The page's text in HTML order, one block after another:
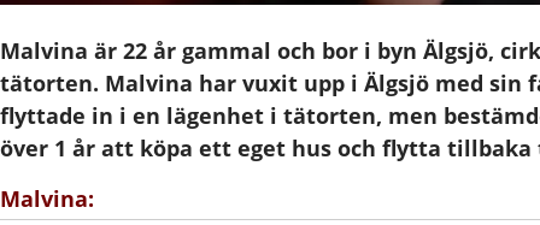
Malvina är 22 år gammal och bor i byn Älgsjö,
tätorten. Malvina har vuxit upp i Älgsjö med sin
flyttade in i en lägenhet i tätorten, men
över 1 år att köpa ett eget hus och flytta
Malvina: